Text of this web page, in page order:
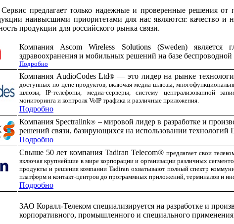
предлагает только надежные и проверенные решения
наивысшими приоритетами для нас являются: качество и
продукции для российского рынка связи.
Компания Ascom Wireless Solutions (Sweden) является
здравоохранения и мобильных решений на базе
Подробно
Компания AudioCodes Ltd® — это лидер на рынке
доступных по цене продуктов, включая медиа-шлюзы,
шлюзы, IP-телефоны, медиа-серверы, систему централизованной
мониторинга и контроля VoIP трафика и различные приложения.
Подробно
Компания Spectralink® – мировой лидер в разработке и
решений связи, базирующихся на использовании технологий
Подробно
Свыше 50 лет компания Tadiran Telecom® предлагает свои
включая крупнейшие в мире корпорации и организации различных
продукты и решения компании Tadiran охватывают полный спектр
платформ и контакт-центров до программных приложений, терминалов и
Подробно
ЗАО Коралл-Телеком специализируется на разработке и
корпоративного, промышленного и специального